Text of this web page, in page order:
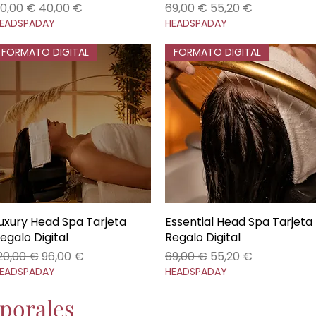
€ Precio de oferta
40,00 €
Precio
69,00 € Precio de oferta
55,20 €
HEADSPADAY
Vista rápida
FORMATO DIGITAL
Head Spa Tarjeta
Digital
€Precio de oferta
96,00 €
Vista rápida
FORMATO DIGITAL
Essential Head Spa Tarjeta
Regalo Digital
Precio
69,00 € Precio de oferta
55,20 €
HEADSPADAY